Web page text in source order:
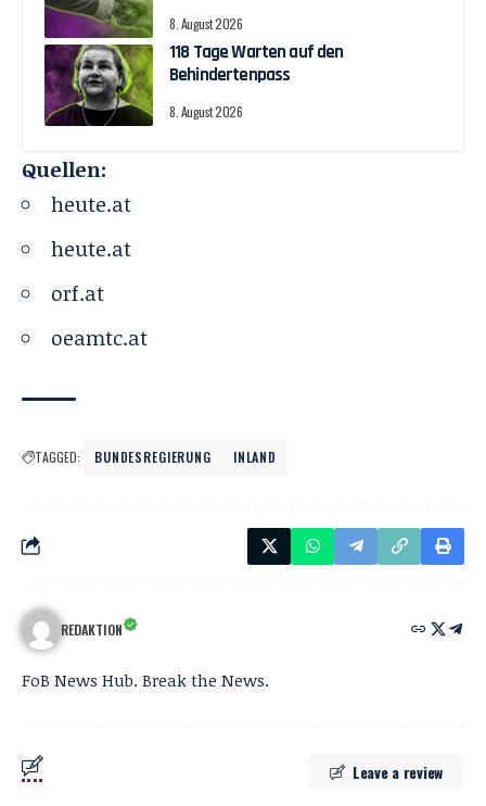
8. August 2026
118 Tage Warten auf den
Behindertenpass
8. August 2026
Quellen:
heute.at
heute.at
orf.at
oeamtc.at
TAGGED: BUNDESREGIERUNG INLAND
REDAKTION
FoB News Hub. Break the News.
Leave a review